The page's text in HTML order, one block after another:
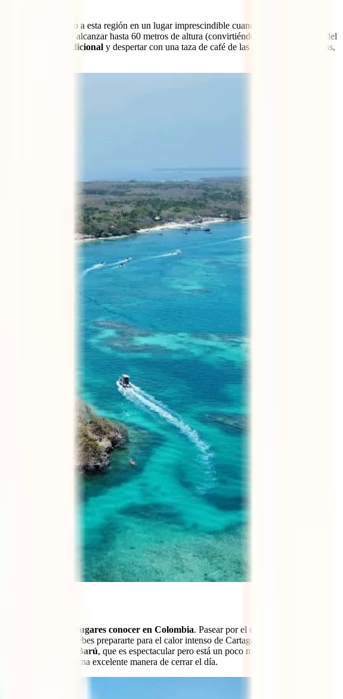
, convirtiendo a esta región en un lugar imprescindible cuando se piensa en
capaces de alcanzar hasta 60 metros de altura (convirtiéndose en las más altas del
cafetera tradicional y despertar con una taza de café de las plantaciones cercanas,
piensas en qué lugares conocer en Colombia. Pasear por el centro histórico de
Aunque, eso sí, debes prepararte para el calor intenso de Cartagena. Por eso, puedes
Playa Blanca en Barú, que es espectacular pero está un poco más alejada
del
es una excelente manera de cerrar el día.